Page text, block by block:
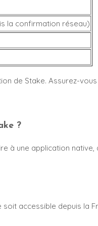
la confirmation réseau)
de Stake. Assurez-
?
à une application
accessible depuis